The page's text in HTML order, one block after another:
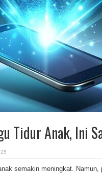
Tidur Anak, Ini
semakin meningkat.